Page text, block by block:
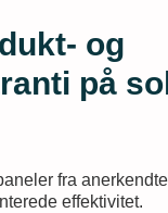
og
på
fra
effektivitet.